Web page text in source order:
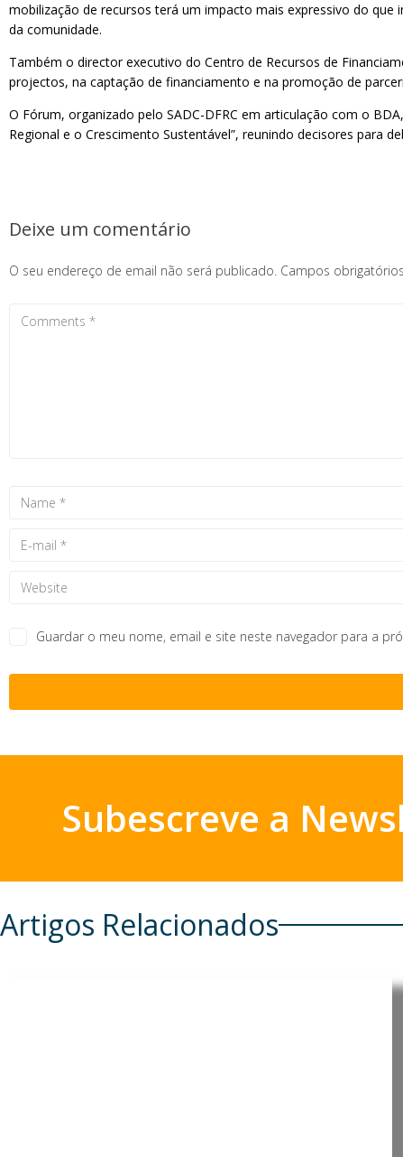
mobilização de recursos terá um impacto mais expressivo do
da comunidade.
Também o director executivo do Centro de Recursos de
projectos, na captação de financiamento e na promoção de
O Fórum, organizado pelo SADC-DFRC em articulação com o
Regional e o Crescimento Sustentável”, reunindo decisores para
Deixe um comentário
O seu endereço de email não será publicado. Campos
Guardar o meu nome, email e site neste navegador para a
Subescreve a
Artigos Relacionados